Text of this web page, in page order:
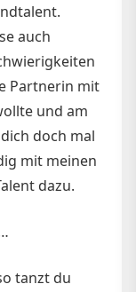
auch
Partnerin mit
und am
doch mal
mit meinen
dazu.
tanzt du